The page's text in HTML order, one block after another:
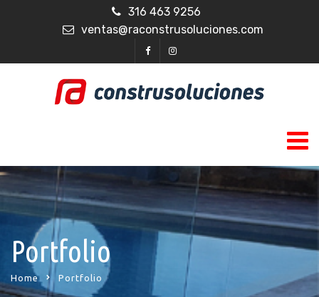
316 463 9256
ventas@raconstrusoluciones.com
Portfolio
Home Portfolio